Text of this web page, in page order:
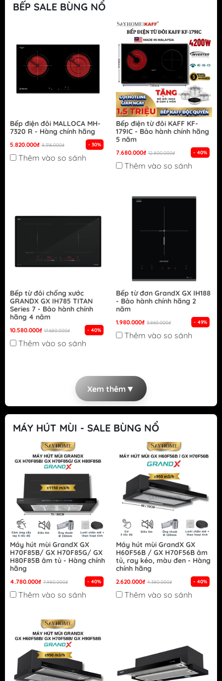
BẾP SALE BÙNG NỔ
Bếp điện đôi MALLOCA MH-
7320 R - Hàng chính hãng
5.820.000₫ 8.316.000₫ - 30%
Thêm vào so sánh
Bếp điện từ đôi KAFF KF-
179IC - Bảo hành chính hãng
5 năm
7.680.000₫ 12.800.000₫ - 40%
Thêm vào so sánh
Bếp từ đôi chống xước
GRANDX GX IH785 TITAN
Series 7 - Bảo hành chính
hãng 4 năm
10.580.000₫ 17.680.000₫ - 40%
Thêm vào so sánh
Bếp từ đơn GrandX GX IH188
- Bảo hành chính hãng 2
năm
1.980.000₫ 3.860.000₫ - 49%
Thêm vào so sánh
Xem thêm ▼
MÁY HÚT MÙI - SALE BÙNG NỔ
Máy hút mùi GrandX GX
H70F85B/ GX H70F85G/ GX
H80F85B âm tủ - Hàng chính
hãng
4.780.000₫ 7.980.000₫ - 40%
Thêm vào so sánh
Máy hút mùi GrandX GX
H60F56B / GX H70F56B âm
tủ, ray kéo, màu đen - Hàng
chính hãng
2.620.000₫ 4.380.000₫ - 40%
Thêm vào so sánh